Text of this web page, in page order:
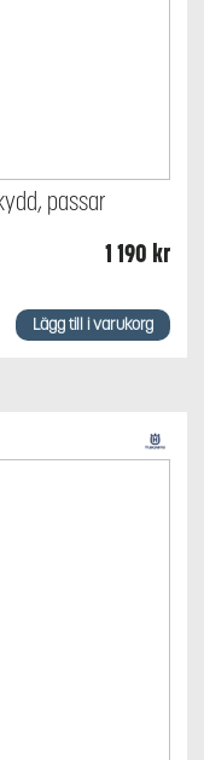
passar
1 190 kr
Lägg till i varukorg